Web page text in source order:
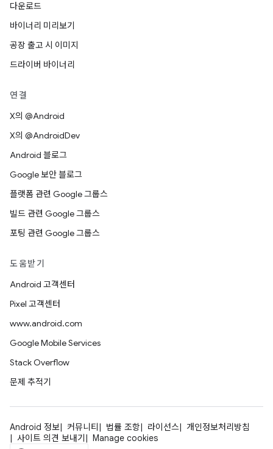
다운로드
바이너리 미리보기
공장 출고 시 이미지
드라이버 바이너리
연결
X의 @Android
X의 @AndroidDev
Android 블로그
Google 보안 블로그
플랫폼 관련 Google 그룹스
빌드 관련 Google 그룹스
포팅 관련 Google 그룹스
도움받기
Android 고객센터
Pixel 고객센터
www.android.com
Google Mobile Services
Stack Overflow
문제 추적기
Android 정보 커뮤니티 법률 조항 라이선스
개인정보처리방침
사이트 의견 보내기
Manage cookies